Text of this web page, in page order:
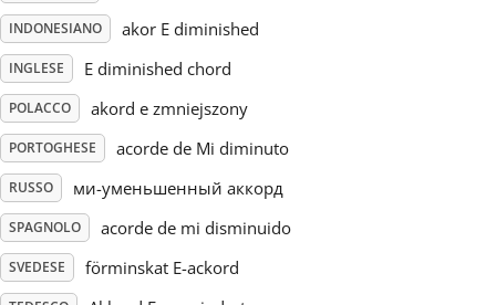
Türkçe
Українська
繁體中文
INDONESIANO akor E diminished
INGLESE E diminished chord
POLACCO akord e zmniejszony
PORTOGHESE acorde de Mi diminuto
RUSSO ми-уменьшенный аккорд
SPAGNOLO acorde de mi disminuido
SVEDESE förminskat E-ackord